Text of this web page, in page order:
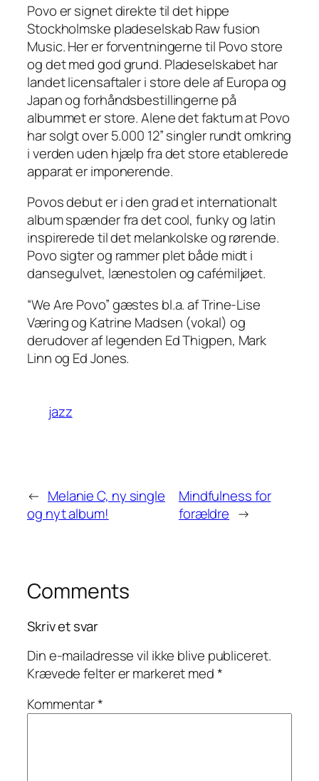
Povo er signet direkte til det hippe
Stockholmske pladeselskab Raw fusion
Music. Her er forventningerne til Povo store
og det med god grund. Pladeselskabet har
landet licensaftaler i store dele af Europa og
Japan og forhåndsbestillingerne på
albummet er store. Alene det faktum at Povo
har solgt over 5.000 12” singler rundt omkring
i verden uden hjælp fra det store etablerede
apparat er imponerende.
Povos debut er i den grad et internationalt
album spænder fra det cool, funky og latin
inspirerede til det melankolske og rørende.
Povo sigter og rammer plet både midt i
dansegulvet, lænestolen og cafémiljøet.
“We Are Povo” gæstes bl.a. af Trine-Lise
Væring og Katrine Madsen (vokal) og
derudover af legenden Ed Thigpen, Mark
Linn og Ed Jones.
jazz
← Melanie C, ny single
og nyt album!
Mindfulness for
forældre →
Comments
Skriv et svar
Din e-mailadresse vil ikke blive publiceret.
Krævede felter er markeret med*
Kommentar*